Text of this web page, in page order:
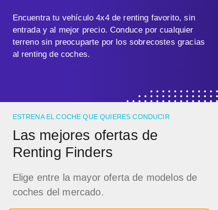
Encuentra tu vehículo 4x4 de renting favorito, sin
entrada y al mejor precio. Conduce por cualquier
terreno sin preocuparte por los sobrecostes gracias
al renting de coches.
ESTRENA EL COCHE QUE QUIERES CONDUCIR
Las mejores ofertas de
Renting Finders
Elige entre la mayor oferta de modelos de
coches del mercado.